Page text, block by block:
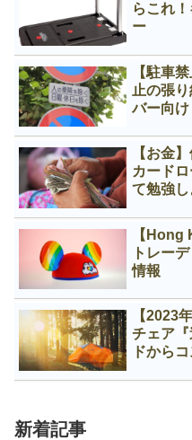
らこれ
ー
【駐車
止の張
バー向け
【お金
カード
て勉強し
【Hong
トレー
情報
【2023
チェア
ドから
新着記事